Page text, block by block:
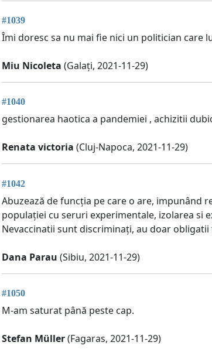
#1039
Îmi doresc sa nu mai fie nici un politician
Miu Nicoleta (Galați, 2021-11-29)
#1040
gestionarea haotica a pandemiei , achizitii
Renata victoria (Cluj-Napoca, 2021-11-29)
#1042
Abuzează de funcția pe care o are, impunând
populației cu seruri experimentale, izolarea si
Nevaccinatii sunt discriminați, au doar
Dana Parau (Sibiu, 2021-11-29)
#1050
M-am saturat până peste cap.
Stefan Müller(Fagaras, 2021-11-29)